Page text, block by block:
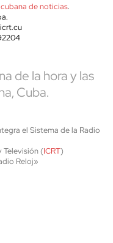
de noticias.
de la hora y las
Cuba.
el Sistema de la Radio
(ICRT)
Reloj»